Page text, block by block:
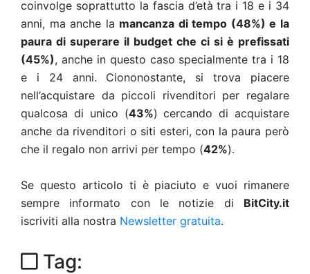
coinvolge soprattutto la fascia d’età tra i 18 e i 34
anni, ma anche la mancanza di tempo (48%) e la
paura di superare il budget che ci si è prefissati
(45%), anche in questo caso specialmente tra i 18
e i 24 anni. Ciononostante, si trova piacere
nell’acquistare da piccoli rivenditori per regalare
qualcosa di unico (43%) cercando di acquistare
anche da rivenditori o siti esteri, con la paura però
che il regalo non arrivi per tempo (42%).
Se questo articolo ti è piaciuto e vuoi rimanere
sempre informato con le notizie di BitCity.it
iscriviti alla nostra Newsletter gratuita.
Tag: